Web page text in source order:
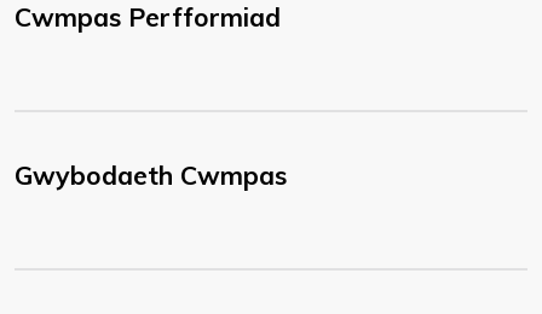
Cwmpas Perfformiad
Gwybodaeth Cwmpas